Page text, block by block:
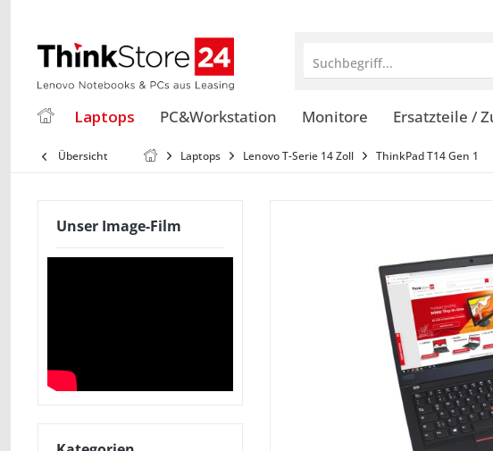
Suchbegriff...
Laptops PC&Workstation Monitore Ersatzteile /
Übersicht Laptops Lenovo T-Serie 14 Zoll ThinkPad T14 Gen 1
Unser Image-Film